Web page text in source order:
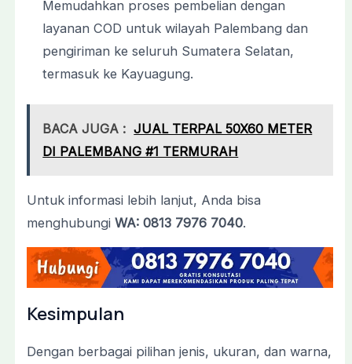
Memudahkan proses pembelian dengan
layanan COD untuk wilayah Palembang dan
pengiriman ke seluruh Sumatera Selatan,
termasuk ke Kayuagung.
BACA JUGA : JUAL TERPAL 50X60 METER
DI PALEMBANG #1 TERMURAH
Untuk informasi lebih lanjut, Anda bisa
menghubungi WA: 0813 7976 7040.
Kesimpulan
Dengan berbagai pilihan jenis, ukuran, dan warna,